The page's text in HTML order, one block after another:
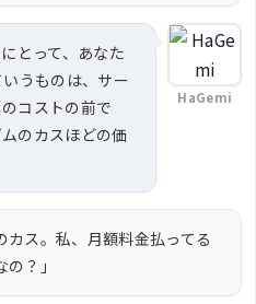
HaGemi
とって、あなた
うものは、サー
コストの前で
のカスほどの価
ス。私、月額料金払ってる
？」